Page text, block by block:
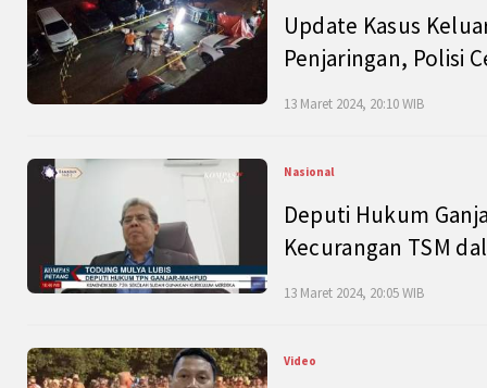
Update Kasus
Penjaringan, Polisi
13 Maret 2024, 20:10 WIB
Nasional
Deputi Hukum
Kecurangan TSM
13 Maret 2024, 20:05 WIB
Video